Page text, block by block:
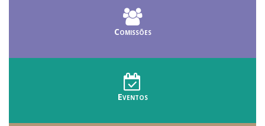
Comissões
Eventos